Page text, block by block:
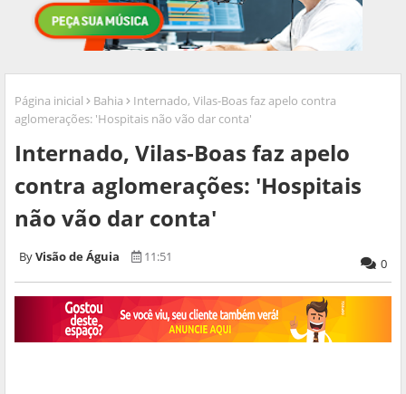
Página inicial Bahia
Internado, Vilas-Boas faz apelo contra
aglomerações: 'Hospitais não vão dar conta'
Internado, Vilas-Boas faz apelo
contra aglomerações: 'Hospitais
não vão dar conta'
Visão de Águia 11:51 0